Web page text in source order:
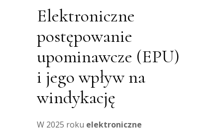
Elektroniczne
postępowanie
upominawcze (EPU)
i jego wpływ na
windykację
W 2025 roku elektroniczne